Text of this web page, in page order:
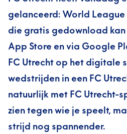
gelanceerd: World League
die gratis gedownload
App Store en via Google
FC Utrecht op het digitale
wedstrijden in een FC
natuurlijk met FC Utrecht-
zien tegen wie je speelt,
strijd nog spannender.